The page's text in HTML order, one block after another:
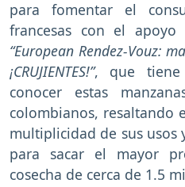
para fomentar el
francesas con el
“European Rendez-Vouz:
¡CRUJIENTES!”, que
conocer estas
colombianos, resaltando
multiplicidad de sus usos
para sacar el mayor
cosecha de cerca de 1.5